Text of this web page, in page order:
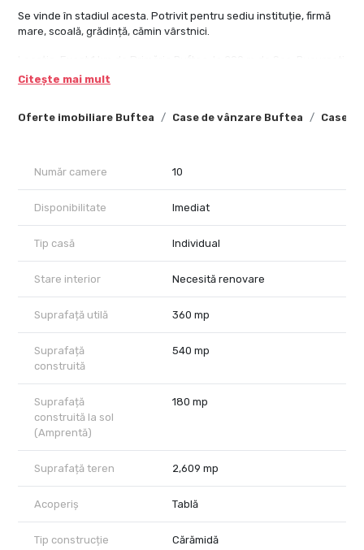
Oferte imobiliare Buftea Case de vânzare Buftea Case
Se vinde în stadiul acesta. Potrivit pentru sediu instituție, firmă
mare, scoală, grădință, cămin vârstnici.
- Târgoviște.
numărăm împreună.
Citește mai mult
Număr camere 10
Disponibilitate Imediat
Tip casă Individual
Stare interior Necesită renovare
Suprafață utilă 360 mp
Suprafață
construită
540 mp
Suprafață
construită la sol
(Amprentă)
180 mp
Suprafață teren 2,609 mp
Acoperiș Tablă
Tip construcție Cărămidă